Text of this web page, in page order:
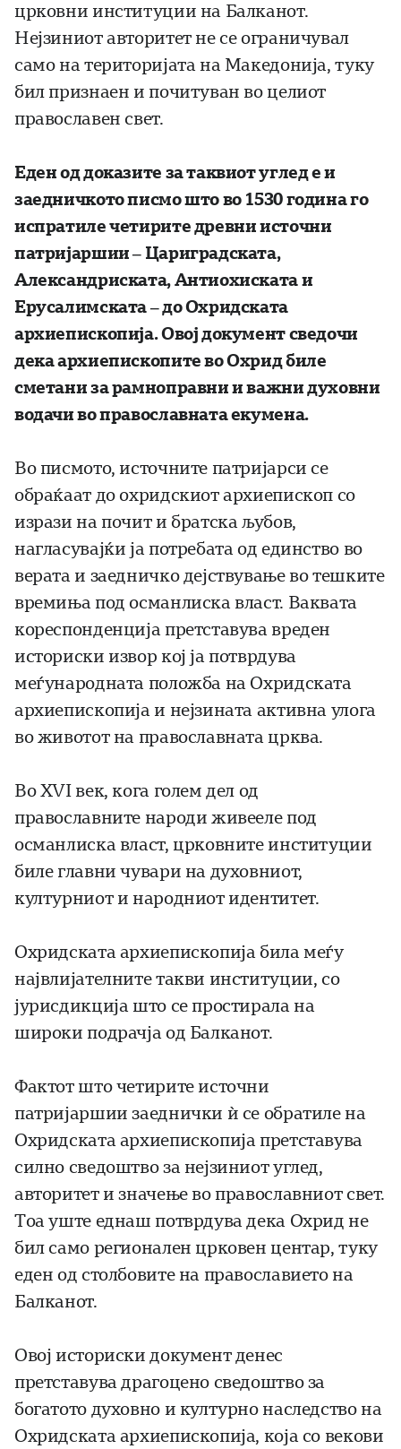
црковни институции на Балканот.
Нејзиниот авторитет не се ограничувал
само на територијата на Македонија, туку
бил признаен и почитуван во целиот
православен свет.
Еден од доказите за таквиот углед е и
заедничкото писмо што во 1530 година го
испратиле четирите древни источни
патријаршии – Цариградската,
Александриската, Антиохиската и
Ерусалимската – до Охридската
архиепископија. Овој документ сведочи
дека архиепископите во Охрид биле
сметани за рамноправни и важни духовни
водачи во православната екумена.
Во писмото, источните патријарси се
обраќаат до охридскиот архиепископ со
изрази на почит и братска љубов,
нагласувајќи ја потребата од единство во
верата и заедничко дејствување во тешките
времиња под османлиска власт. Ваквата
кореспонденција претставува вреден
историски извор кој ја потврдува
меѓународната положба на Охридската
архиепископија и нејзината активна улога
во животот на православната црква.
Во XVI век, кога голем дел од
православните народи живееле под
османлиска власт, црковните институции
биле главни чувари на духовниот,
културниот и народниот идентитет.
Охридската архиепископија била меѓу
највлијателните такви институции, со
јурисдикција што се простирала на
широки подрачја од Балканот.
Фактот што четирите источни
патријаршии заеднички ѝ се обратиле на
Охридската архиепископија претставува
силно сведоштво за нејзиниот углед,
авторитет и значење во православниот свет.
Тоа уште еднаш потврдува дека Охрид не
бил само регионален црковен центар, туку
еден од столбовите на православието на
Балканот.
Овој историски документ денес
претставува драгоцено сведоштво за
богатото духовно и културно наследство на
Охридската архиепископија, која со векови